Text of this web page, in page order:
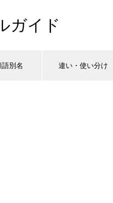
ガイド
別名 違い・使い分け